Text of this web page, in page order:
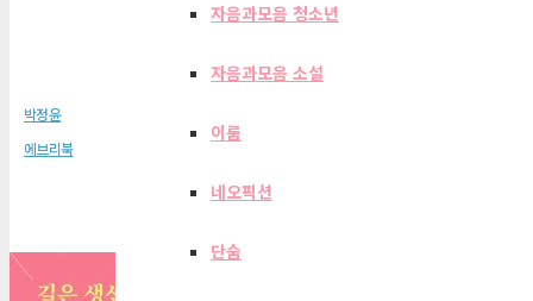
자음과모음 청소년
자음과모음 소설
이룸
네오픽션
단숨
길은 생선 내장처럼 구
박정윤
에브리북